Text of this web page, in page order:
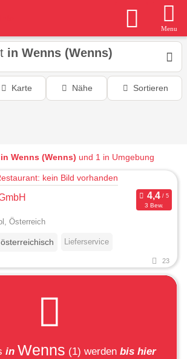
Menu
in Wenns (Wenns)
Karte Nähe Sortieren
in Wenns (Wenns) und 1 in Umgebung
3 Bew.
Österreich
österreichisch Lieferservice
23
in Wenns (1) werden bis hier